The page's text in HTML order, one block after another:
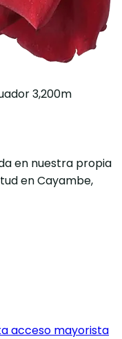
3,200m
en nuestra propia
en Cayambe,
acceso mayorista